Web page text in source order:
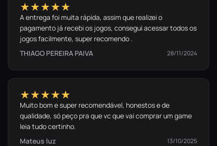
★★★★★
A entrega foi muita rápida, assim que realizei o
pagamento já recebi os jogos, consegui acessar todos os
jogos facilmente, super recomendo .
THIAGO PEREIRA PAIVA
28/11/2024
★★★★★
Muito bom e super recomendável, honestos e de
qualidade, só peço pra que vc que vai comprar um game
leia tudo certinho.
Mateus luz
13/10/2025